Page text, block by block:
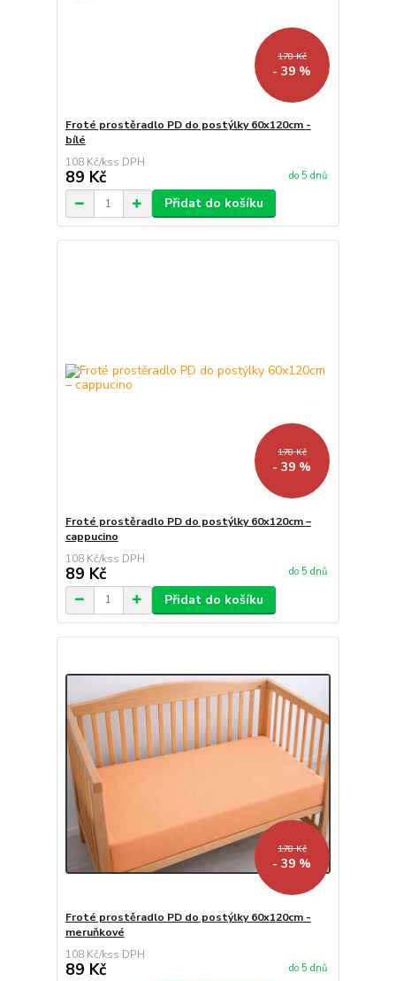
178 Kč
- 39 %
Froté prostěradlo PD do postýlky 60x120cm -
bílé
108 Kč/ks
89 Kč do 5 dnů
Přidat do košíku
178 Kč
- 39 %
Froté prostěradlo PD do postýlky 60x120cm –
cappucino
108 Kč/ks
89 Kč do 5 dnů
Přidat do košíku
178 Kč
- 39 %
Froté prostěradlo PD do postýlky 60x120cm -
meruňkové
108 Kč/ks
89 Kč do 5 dnů